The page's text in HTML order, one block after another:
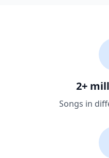
2+
Songs in